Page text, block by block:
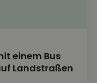
einem Bus
Landstraßen